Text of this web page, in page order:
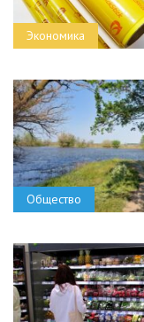
Экономика
Общество